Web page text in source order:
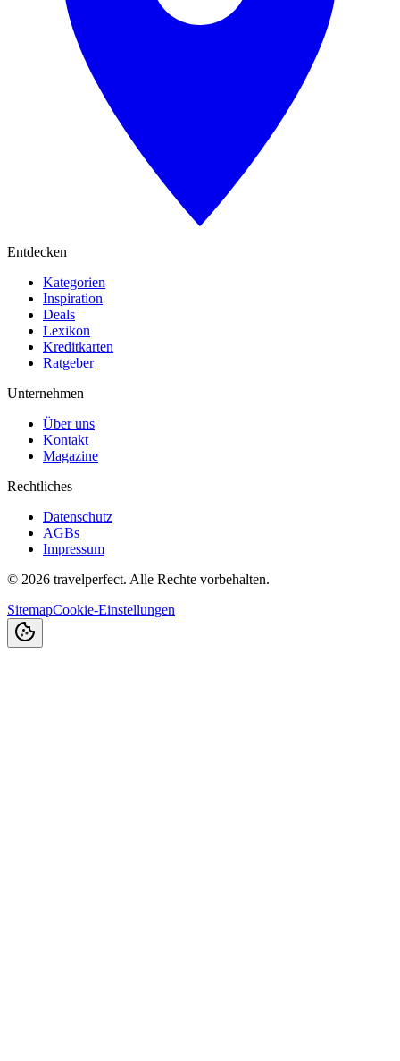
Entdecken
Kategorien
Inspiration
Deals
Lexikon
Kreditkarten
Ratgeber
Unternehmen
Über uns
Kontakt
Magazine
Rechtliches
Datenschutz
AGBs
Impressum
© 2026 travelperfect. Alle Rechte vorbehalten.
SitemapCookie-Einstellungen